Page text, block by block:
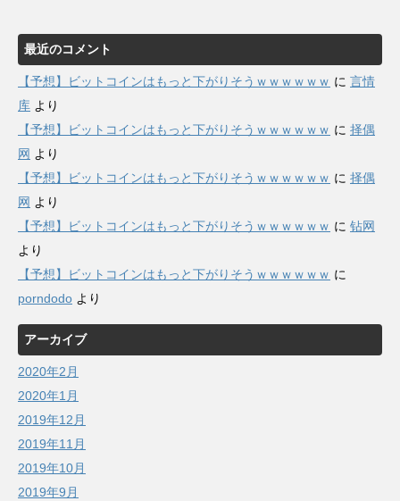
最近のコメント
【予想】ビットコインはもっと下がりそうｗｗｗｗｗｗ に 言情
库 より
【予想】ビットコインはもっと下がりそうｗｗｗｗｗｗ に 择偶
网 より
【予想】ビットコインはもっと下がりそうｗｗｗｗｗｗ に 择偶
网 より
【予想】ビットコインはもっと下がりそうｗｗｗｗｗｗ に 钻网
より
【予想】ビットコインはもっと下がりそうｗｗｗｗｗｗ に
porndodo より
アーカイブ
2020年2月
2020年1月
2019年12月
2019年11月
2019年10月
2019年9月